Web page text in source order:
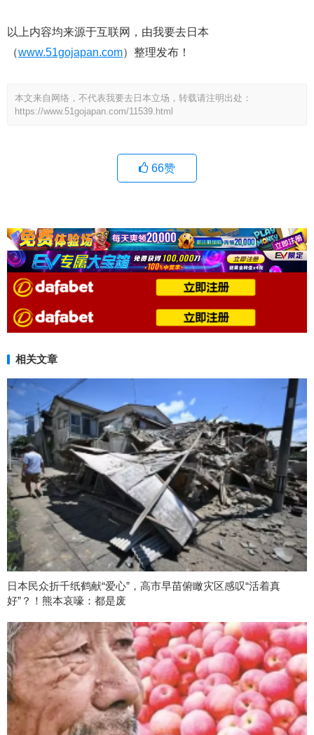
以上内容均来源于互联网，由我要去日本
（www.51gojapan.com）整理发布！
本文来自网络，不代表我要去日本立场，转载请注明出处：
https://www.51gojapan.com/11539.html
66赞
相关文章
日本民众折千纸鹤献“爱心”，高市早苗俯瞰灾区感叹“活着真
好”？！熊本哀嚎：都是废